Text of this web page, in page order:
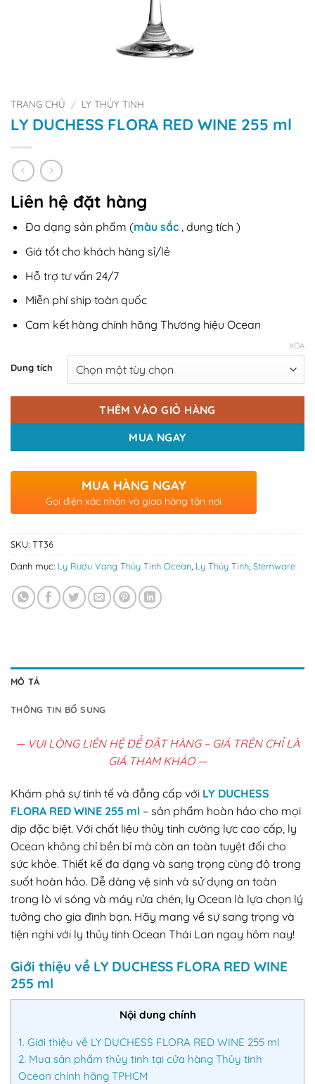
TRANG CHỦ / LY THỦY TINH
LY DUCHESS FLORA RED WINE 255 ml
Liên hệ đặt hàng
Đa dạng sản phẩm (màu sắc, dung tích )
Giá tốt cho khách hàng sỉ/lẻ
Hỗ trợ tư vấn 24/7
Miễn phí ship toàn quốc
Cam kết hàng chính hãng Thương hiệu Ocean
Dung tích
XÓA
THÊM VÀO GIỎ HÀNG
MUA NGAY
MUA HÀNG NGAY
Gọi điện xác nhận và giao hàng tận nơi
SKU: TT36
Danh mục: Ly Rượu Vang Thủy Tinh Ocean, Ly Thủy Tinh, Stemware
MÔ TẢ
THÔNG TIN BỔ SUNG
— VUI LÒNG LIÊN HỆ ĐỂ ĐẶT HÀNG – GIÁ TRÊN CHỈ LÀ
GIÁ THAM KHẢO —
Khám phá sự tinh tế và đẳng cấp với LY DUCHESS
FLORA RED WINE 255 ml – sản phẩm hoàn hảo cho mọi
dịp đặc biệt. Với chất liệu thủy tinh cường lực cao cấp, ly
Ocean không chỉ bền bỉ mà còn an toàn tuyệt đối cho
sức khỏe. Thiết kế đa dạng và sang trọng cùng độ trong
suốt hoàn hảo. Dễ dàng vệ sinh và sử dụng an toàn
trong lò vi sóng và máy rửa chén, ly Ocean là lựa chọn lý
tưởng cho gia đình bạn. Hãy mang về sự sang trọng và
tiện nghi với ly thủy tinh Ocean Thái Lan ngay hôm nay!
Giới thiệu về LY DUCHESS FLORA RED WINE
255 ml
Nội dung chính
1. Giới thiệu về LY DUCHESS FLORA RED WINE 255 ml
2. Mua sản phẩm thủy tinh tại cửa hàng Thủy tinh
Ocean chính hãng TPHCM